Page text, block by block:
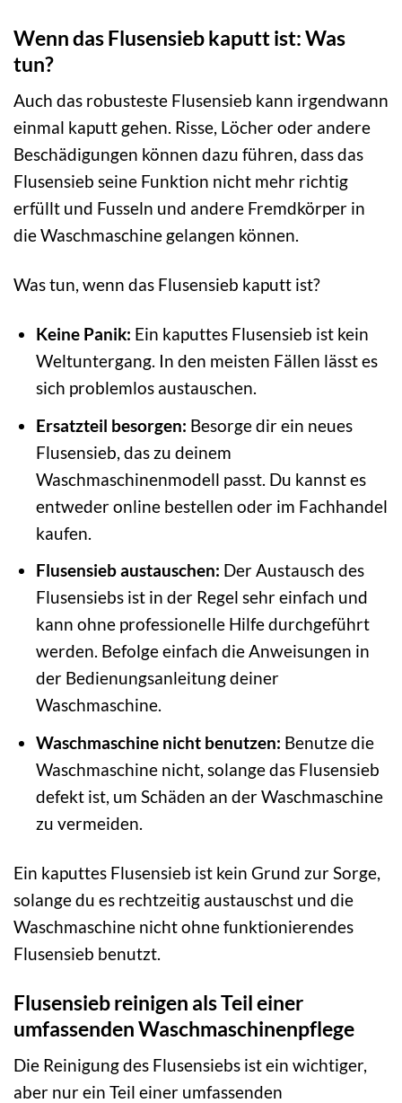
Wenn das Flusensieb kaputt ist: Was
tun?
Auch das robusteste Flusensieb kann irgendwann
einmal kaputt gehen. Risse, Löcher oder andere
Beschädigungen können dazu führen, dass das
Flusensieb seine Funktion nicht mehr richtig
erfüllt und Fusseln und andere Fremdkörper in
die Waschmaschine gelangen können.
Was tun, wenn das Flusensieb kaputt ist?
Keine Panik: Ein kaputtes Flusensieb ist kein
Weltuntergang. In den meisten Fällen lässt es
sich problemlos austauschen.
Ersatzteil besorgen: Besorge dir ein neues
Flusensieb, das zu deinem
Waschmaschinenmodell passt. Du kannst es
entweder online bestellen oder im Fachhandel
kaufen.
Flusensieb austauschen: Der Austausch des
Flusensiebs ist in der Regel sehr einfach und
kann ohne professionelle Hilfe durchgeführt
werden. Befolge einfach die Anweisungen in
der Bedienungsanleitung deiner
Waschmaschine.
Waschmaschine nicht benutzen: Benutze die
Waschmaschine nicht, solange das Flusensieb
defekt ist, um Schäden an der Waschmaschine
zu vermeiden.
Ein kaputtes Flusensieb ist kein Grund zur Sorge,
solange du es rechtzeitig austauschst und die
Waschmaschine nicht ohne funktionierendes
Flusensieb benutzt.
Flusensieb reinigen als Teil einer
umfassenden Waschmaschinenpflege
Die Reinigung des Flusensiebs ist ein wichtiger,
aber nur ein Teil einer umfassenden